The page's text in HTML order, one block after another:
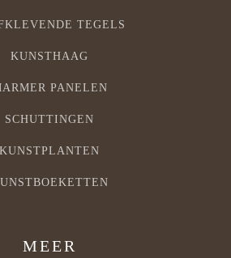
TEGELS
KUNSTHAAG
PANELEN
SCHUTTINGEN
KUNSTPLANTEN
MEER